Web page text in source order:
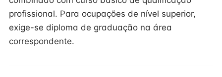
profissional. Para ocupações de nível superior,
exige-se diploma de graduação na área
correspondente.